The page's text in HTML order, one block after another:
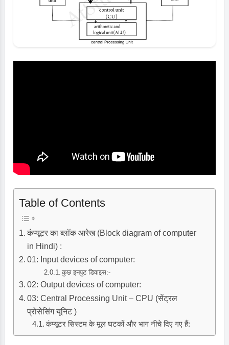
Table of Contents
कंप्यूटर का ब्लॉक आरेख (Block diagram of computer
in Hindi) :
01: Input devices of computer:
कुछ इनपुट डिवाइस:-
02: Output devices of computer:
03: Central Processing Unit – CPU (सेंट्रल
प्रोसेसिंग यूनिट )
कंप्यूटर सिस्टम के मूल घटकों और भाग नीचे दिए गए हैं: